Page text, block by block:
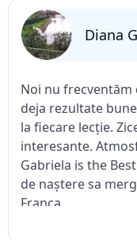
bucurie și
Diana
Noi nu
deja rezultate
la fiecare lecție.
interesante.
Gabriela is the
de naștere sa
Franca.